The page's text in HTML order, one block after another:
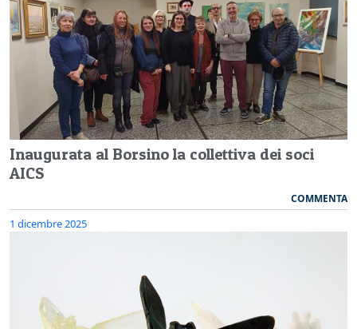
Inaugurata al Borsino la collettiva dei soci
AICS
COMMENTA
1 dicembre 2025